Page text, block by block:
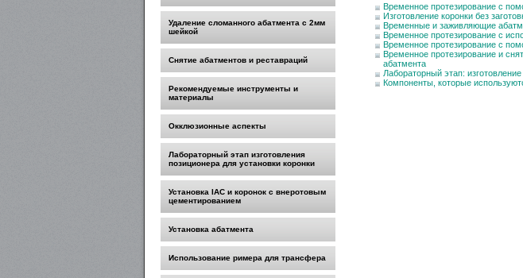
Удаление сломанного абатмента с 2мм
шейкой
Снятие абатментов и реставраций
Рекомендуемые инструменты и
материалы
Окклюзионные аспекты
Лабораторный этап изготовления
позиционера для установки коронки
Установка IAC и коронок с внеротовым
цементированием
Установка абатмента
Использование римера для трансфера
Временное протезирование с
Изготовление коронки без
Временные и заживляющие
Временное протезирование с
Временное протезирование с
Временное протезирование и
абатмента
Лабораторный этап:
Компоненты, которые